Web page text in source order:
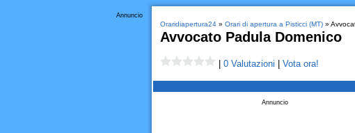
Annuncio
Oraridiapertura24» Orari di apertura a Pisticci (MT)»
Avvocato Padula Domenico
0 Valutazioni Vota ora!
Annuncio